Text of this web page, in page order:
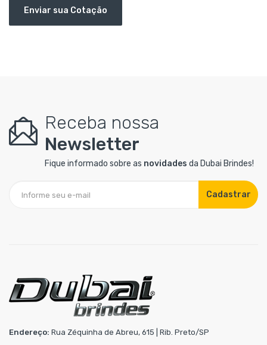
Enviar sua Cotação
Receba nossa
Newsletter
Fique informado sobre as novidades da Dubai Brindes!
Cadastrar
Endereço: Rua Zéquinha de Abreu, 615 | Rib. Preto/SP